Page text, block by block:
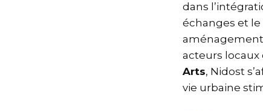
dans
échanges et
acteurs
Arts, Nidost
vie urbaine